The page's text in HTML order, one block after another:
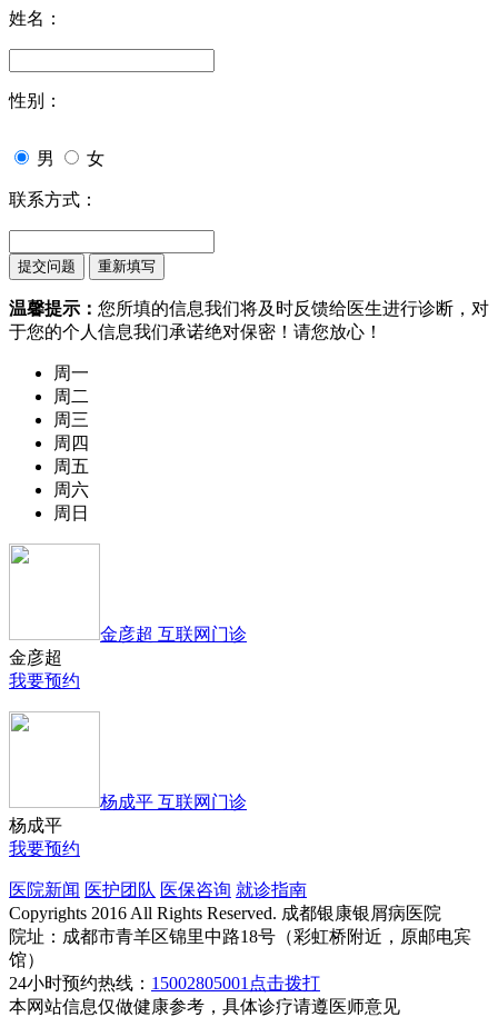
姓名：
性别：
男 女
联系方式：
温馨提示： 您所填的信息我们将及时反馈给医生进行诊断，对
于您的个人信息我们承诺绝对保密！请您放心！
周一
周二
周三
周四
周五
周六
周日
金彦超 互联网门诊
金彦超
我要预约
杨成平 互联网门诊
杨成平
我要预约
医院新闻 医护团队 医保咨询 就诊指南
Copyrights 2016 All Rights Reserved. 成都银康银屑病医院
院址：成都市青羊区锦里中路18号（彩虹桥附近，原邮电宾
馆）
24小时预约热线： 15002805001 点击拨打
本网站信息仅做健康参考，具体诊疗请遵医师意见